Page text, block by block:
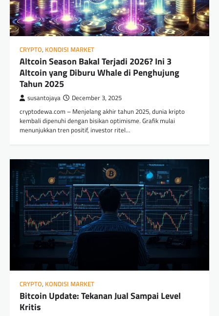
CRYPTO, KONDISI MARKET
Altcoin Season Bakal Terjadi 2026? Ini 3
Altcoin yang Diburu Whale di Penghujung
Tahun 2025
susantojaya December 3, 2025
cryptodewa.com – Menjelang akhir tahun 2025, dunia kripto
kembali dipenuhi dengan bisikan optimisme. Grafik mulai
menunjukkan tren positif, investor ritel…
CRYPTO, KONDISI MARKET
Bitcoin Update: Tekanan Jual Sampai Level
Kritis